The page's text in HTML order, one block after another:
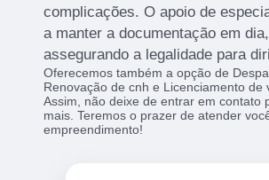
complicações. O apoio de
a manter a documentação em dia,
assegurando a legalidade para
Oferecemos também a opção de
Renovação de cnh e Licenciamento de
Assim, não deixe de entrar em contato
mais. Teremos o prazer de atender
empreendimento!